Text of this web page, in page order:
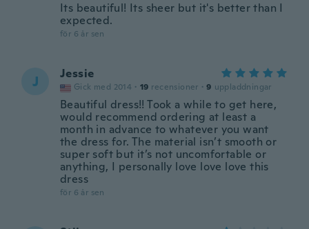
Its beautiful! Its sheer but it's better than I
expected.
för 6 år sen
J Jessie
Gick med 2014 · 19 recensioner · 9 uppladdningar
Beautiful dress!! Took a while to get here,
would recommend ordering at least a
month in advance to whatever you want
the dress for. The material isn’t smooth or
super soft but it’s not uncomfortable or
anything, I personally love love love this
dress
för 6 år sen